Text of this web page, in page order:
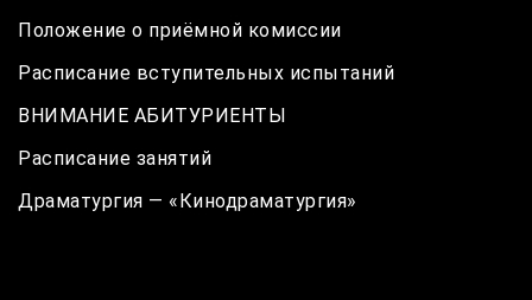
Положение о приёмной комиссии
Расписание вступительных испытаний
ВНИМАНИЕ АБИТУРИЕНТЫ
Расписание занятий
Драматургия — «Кинодраматургия»